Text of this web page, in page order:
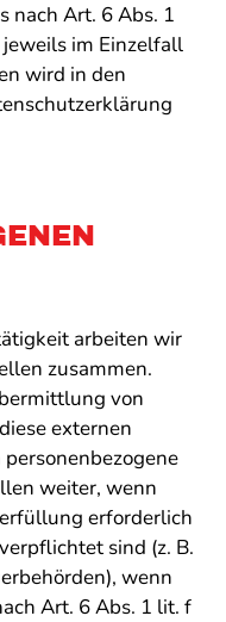
nach Art. 6 Abs. 1
im Einzelfall
wird in den
arbeiten wir
zusammen.
von
externen
weiter, wenn
erforderlich
sind (z. B.
wenn
Art. 6 Abs. 1 lit. f